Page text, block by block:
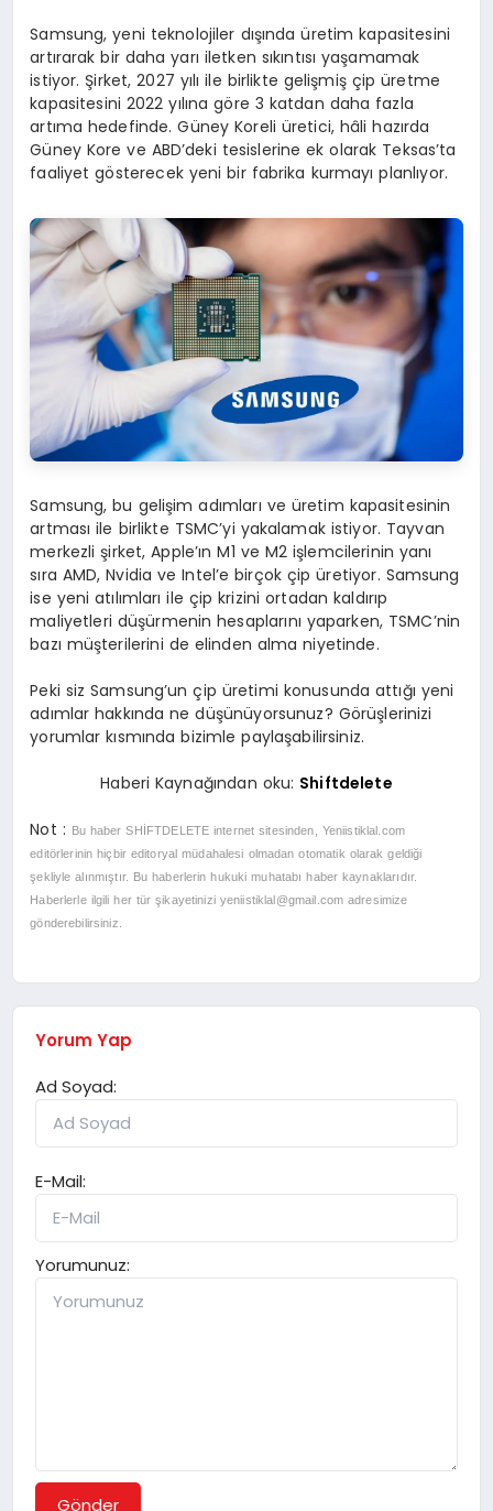
Samsung, yeni teknolojiler dışında üretim kapasitesini
artırarak bir daha yarı iletken sıkıntısı yaşamamak
istiyor. Şirket, 2027 yılı ile birlikte gelişmiş çip üretme
kapasitesini 2022 yılına göre 3 katdan daha fazla
artıma hedefinde. Güney Koreli üretici, hâli hazırda
Güney Kore ve ABD’deki tesislerine ek olarak Teksas’ta
faaliyet gösterecek yeni bir fabrika kurmayı planlıyor.
Samsung, bu gelişim adımları ve üretim kapasitesinin
artması ile birlikte TSMC’yi yakalamak istiyor. Tayvan
merkezli şirket, Apple’ın M1 ve M2 işlemcilerinin yanı
sıra AMD, Nvidia ve Intel’e birçok çip üretiyor. Samsung
ise yeni atılımları ile çip krizini ortadan kaldırıp
maliyetleri düşürmenin hesaplarını yaparken, TSMC’nin
bazı müşterilerini de elinden alma niyetinde.
Peki siz Samsung’un çip üretimi konusunda attığı yeni
adımlar hakkında ne düşünüyorsunuz? Görüşlerinizi
yorumlar kısmında bizimle paylaşabilirsiniz.
Haberi Kaynağından oku: Shiftdelete
Not : Bu haber SHİFTDELETEinternet sitesinden, Yeniistiklal.com
editörlerinin hiçbir editoryal müdahalesi olmadan otomatik olarak geldiği
şekliyle alınmıştır. Bu haberlerin hukuki muhatabı haber kaynaklarıdır.
Haberlerle ilgili her tür şikayetinizi yeniistiklal@gmail.com adresimize
gönderebilirsiniz.
Yorum Yap
Ad Soyad:
E-Mail:
Yorumunuz:
Gönder